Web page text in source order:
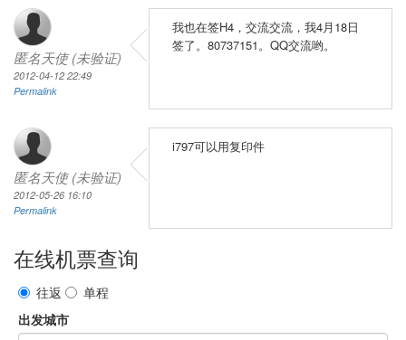
匿名天使 (未验证)
2012-04-12 22:49
Permalink
我也在签H4，交流交流，我4月18日
签了。80737151。QQ交流哟。
匿名天使 (未验证)
2012-05-26 16:10
Permalink
i797可以用复印件
在线机票查询
往返
单程
出发城市